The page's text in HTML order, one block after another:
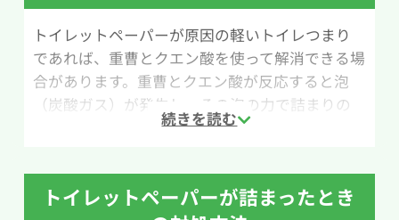
トイレットペーパーが原因の軽いトイレつまり
であれば、重曹とクエン酸を使って解消できる場
合があります。重曹とクエン酸が反応すると泡
（炭酸ガス）が発生し、その泡の力で詰まりの
原因をほぐして流れやすくする方法です。
曹50cc・クエン酸100ccです。なお、重曹とクエ
ン酸が反応すると二酸化炭素が発生するため、
トイレットペーパーが詰まったとき